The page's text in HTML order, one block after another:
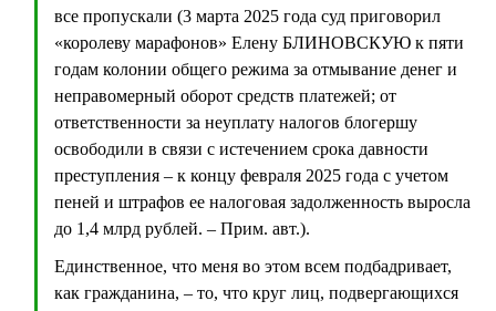
все пропускали (3 марта 2025 года суд приговорил
«королеву марафонов» Елену БЛИНОВСКУЮ к пяти
годам колонии общего режима за отмывание денег и
неправомерный оборот средств платежей; от
ответственности за неуплату налогов блогершу
освободили в связи с истечением срока давности
преступления – к концу февраля 2025 года с учетом
пеней и штрафов ее налоговая задолженность выросла
до 1,4 млрд рублей. – Прим. авт.).
Единственное, что меня во этом всем подбадривает,
как гражданина, – то, что круг лиц, подвергающихся